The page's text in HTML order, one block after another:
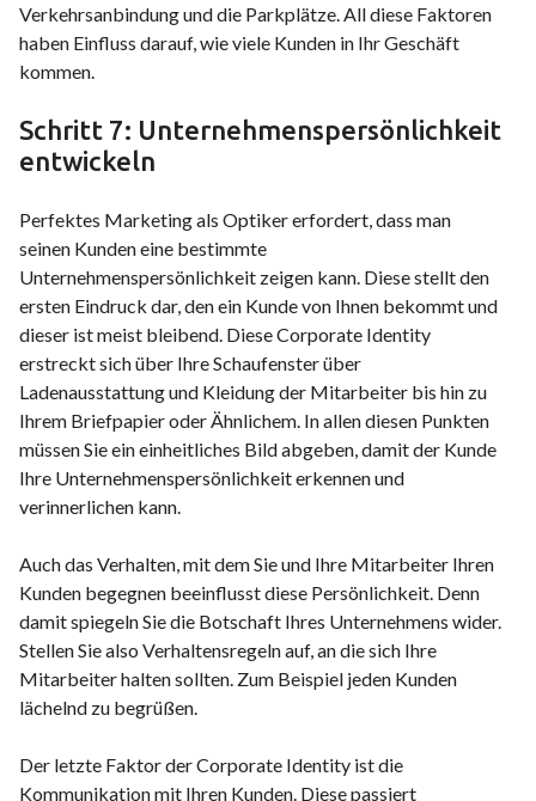
Verkehrsanbindung und die Parkplätze. All diese Faktoren
haben Einfluss darauf, wie viele Kunden in Ihr Geschäft
kommen.
Schritt 7: Unternehmenspersönlichkeit
entwickeln
Perfektes Marketing als Optiker erfordert, dass man
seinen Kunden eine bestimmte
Unternehmenspersönlichkeit zeigen kann. Diese stellt den
ersten Eindruck dar, den ein Kunde von Ihnen bekommt und
dieser ist meist bleibend. Diese Corporate Identity
erstreckt sich über Ihre Schaufenster über
Ladenausstattung und Kleidung der Mitarbeiter bis hin zu
Ihrem Briefpapier oder Ähnlichem. In allen diesen Punkten
müssen Sie ein einheitliches Bild abgeben, damit der Kunde
Ihre Unternehmenspersönlichkeit erkennen und
verinnerlichen kann.
Auch das Verhalten, mit dem Sie und Ihre Mitarbeiter Ihren
Kunden begegnen beeinflusst diese Persönlichkeit. Denn
damit spiegeln Sie die Botschaft Ihres Unternehmens wider.
Stellen Sie also Verhaltensregeln auf, an die sich Ihre
Mitarbeiter halten sollten. Zum Beispiel jeden Kunden
lächelnd zu begrüßen.
Der letzte Faktor der Corporate Identity ist die
Kommunikation mit Ihren Kunden. Diese passiert